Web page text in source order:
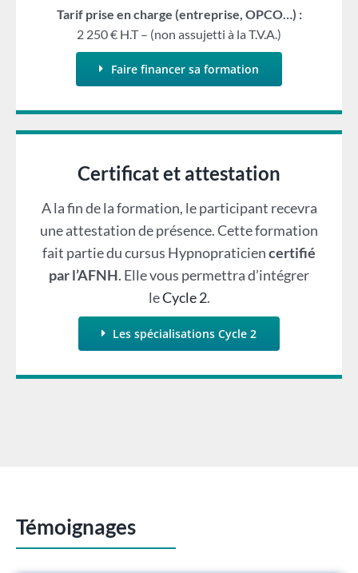
Tarif prise en charge (entreprise, OPCO…) :
2 250 € H.T – (non assujetti à la T.V.A.)
Faire financer sa formation
Certificat et attestation
A la fin de la formation, le participant recevra
une attestation de présence. Cette formation
fait partie du cursus Hypnopraticiencertifié
par l’AFNH. Elle vous permettra d’intégrer
leCycle 2.
Les spécialisations Cycle 2
Témoignages